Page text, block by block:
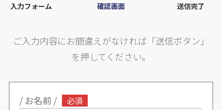
入力フォーム 確認画面 送信完了
ご入力内容にお間違えがなければ「送信ボタン」
を押してください。
/ お名前 / 必須